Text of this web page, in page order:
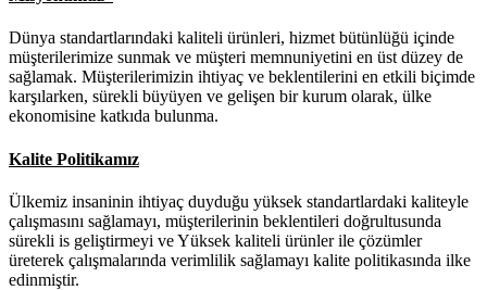
Dünya standartlarındaki kaliteli ürünleri, hizmet bütünlüğü içinde
müşterilerimize sunmak ve müşteri memnuniyetini en üst düzey de
sağlamak. Müşterilerimizin ihtiyaç ve beklentilerini en etkili biçimde
karşılarken, sürekli büyüyen ve gelişen bir kurum olarak, ülke
ekonomisine katkıda bulunma.
Kalite Politikamız
Ülkemiz insaninin ihtiyaç duyduğu yüksek standartlardaki kaliteyle
çalışmasını sağlamayı, müşterilerinin beklentileri doğrultusunda
sürekli is geliştirmeyi ve Yüksek kaliteli ürünler ile çözümler
üreterek çalışmalarında verimlilik sağlamayı kalite politikasında ilke
edinmiştir.